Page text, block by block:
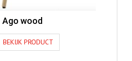
Ago wood
BEKIJK PRODUCT